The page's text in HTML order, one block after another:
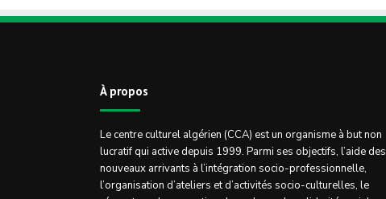
À propos
Le centre culturel algérien (CCA) est un organisme à but non
lucratif qui active depuis 1999. Parmi ses objectifs, l’aide des
nouveaux arrivants à l’intégration socio-professionnelle,
l’organisation d’ateliers et d’activités socio-culturelles, le